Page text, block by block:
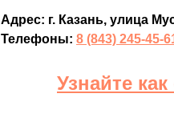
Адрес: г. Казань, улица
Телефоны: 8 (843) 245-45-
Узнайте